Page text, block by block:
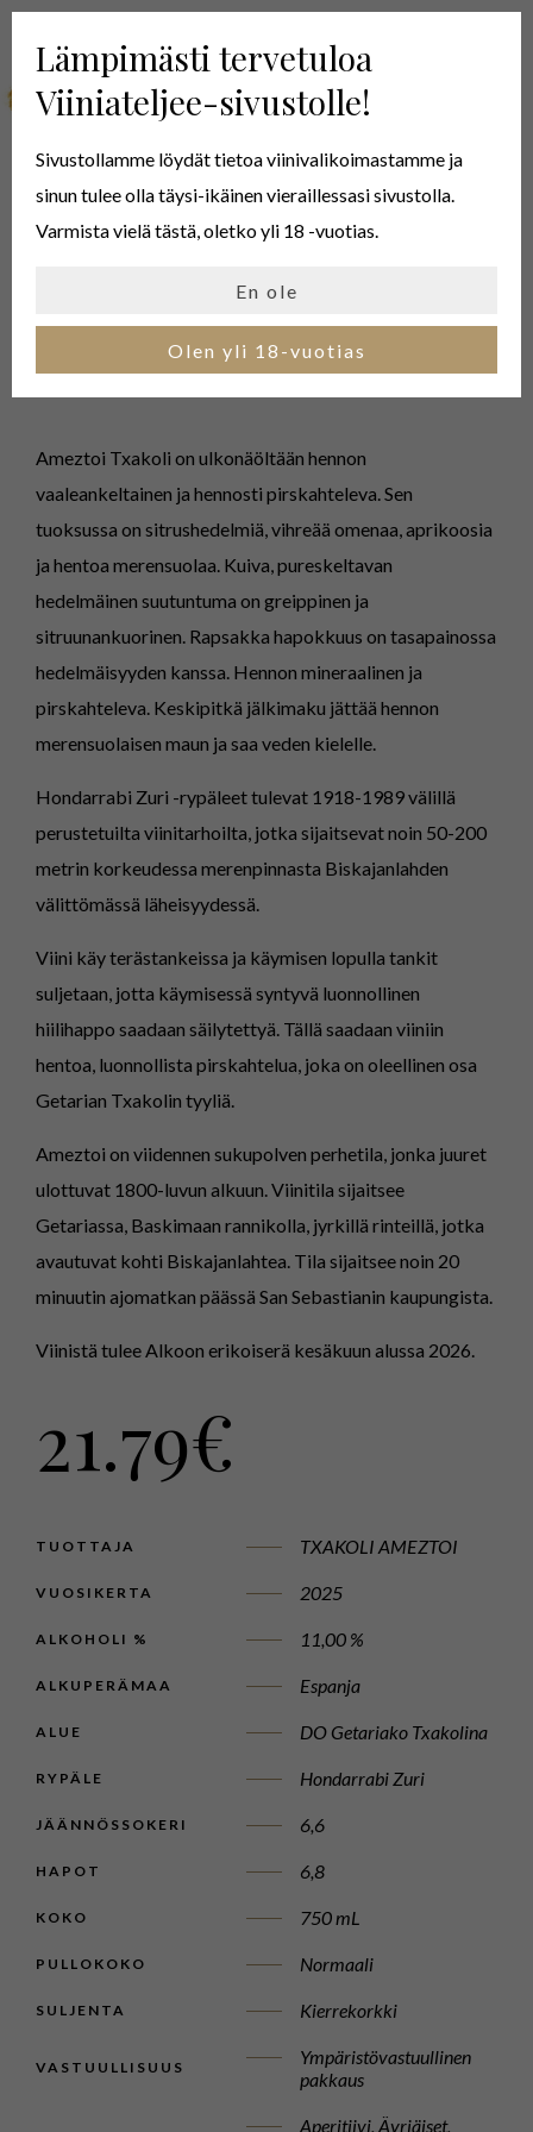
AMEZTOI
TXAKOLI
Ameztoi Txakoli on ulkonäöltään hennon
vaaleankeltainen ja hennosti pirskahteleva. Sen
tuoksussa on sitrushedelmiä, vihreää omenaa, aprikoosia
ja hentoa merensuolaa. Kuiva, pureskeltavan
hedelmäinen suutuntuma on greippinen ja
sitruunankuorinen. Rapsakka hapokkuus on tasapainossa
hedelmäisyyden kanssa. Hennon mineraalinen ja
pirskahteleva. Keskipitkä jälkimaku jättää hennon
merensuolaisen maun ja saa veden kielelle.
Hondarrabi Zuri -rypäleet tulevat 1918-1989 välillä
perustetuilta viinitarhoilta, jotka sijaitsevat noin 50-200
metrin korkeudessa merenpinnasta Biskajanlahden
välittömässä läheisyydessä.
Viini käy terästankeissa ja käymisen lopulla tankit
suljetaan, jotta käymisessä syntyvä luonnollinen
hiilihappo saadaan säilytettyä. Tällä saadaan viiniin
hentoa, luonnollista pirskahtelua, joka on oleellinen osa
Getarian Txakolin tyyliä.
Ameztoi on viidennen sukupolven perhetila, jonka juuret
ulottuvat 1800-luvun alkuun. Viinitila sijaitsee
Getariassa, Baskimaan rannikolla, jyrkillä rinteillä, jotka
avautuvat kohti Biskajanlahtea. Tila sijaitsee noin 20
minuutin ajomatkan päässä San Sebastianin kaupungista.
Viinistä tulee Alkoon erikoiserä kesäkuun alussa 2026.
21.79€
TUOTTAJA TXAKOLI AMEZTOI
VUOSIKERTA 2025
ALKOHOLI % 11,00 %
ALKUPERÄMAA Espanja
ALUE DO Getariako Txakolina
RYPÄLE Hondarrabi Zuri
JÄÄNNÖSSOKERI 6,6
HAPOT 6,8
KOKO 750 mL
PULLOKOKO Normaali
SULJENTA Kierrekorkki
VASTUULLISUUS
Ympäristövastuullinen
pakkaus
Aperitiivi, Äyriäiset,
Lämpimästi tervetuloa
Viiniateljee-sivustolle!
Sivustollamme löydät tietoa viinivalikoimastamme ja
sinun tulee olla täysi-ikäinen vieraillessasi sivustolla.
Varmista vielä tästä, oletko yli 18 -vuotias.
En ole
Olen yli 18-vuotias